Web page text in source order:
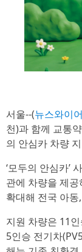
서울--(뉴스와이어
천)과 함께 교통
의 안심카 차량
‘모두의 안심카’
관에 차량을 제
확대해 전국 아
지원 차량은 11
5인승 전기차